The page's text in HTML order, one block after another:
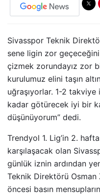
Sivasspor Teknik
sene ligin zor geçeceğini
çizmek zorundayız zor
kurulumuz elini taşın
uğraşıyorlar. 1-2
kadar götürecek iyi bir
düşünüyorum” dedi.
Trendyol 1. Lig’in 2.
karşılaşacak olan
günlük iznin ardından
Teknik Direktörü
öncesi basın